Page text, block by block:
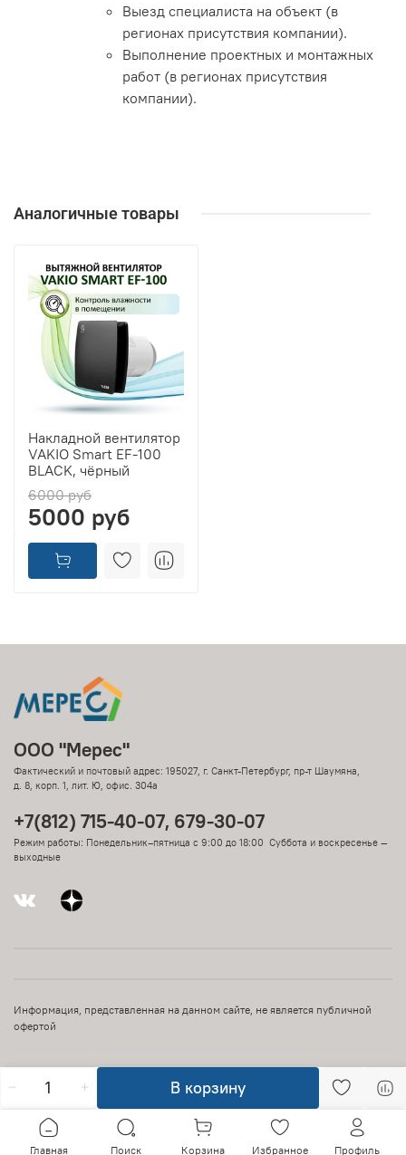
В корзину
Выезд специалиста на объект (в
регионах присутствия компании).
Выполнение проектных и монтажных
работ (в регионах присутствия
компании).
Аналогичные товары
Накладной вентилятор
VAKIO Smart EF-100
BLACK, чёрный
6000 руб
5000 руб
ООО "Мерес"
Фактический и почтовый адрес: 195027, г. Санкт-Петербург, пр-т Шаумяна,
д. 8, корп. 1, лит. Ю, офис. 304а
+7(812) 715-40-07, 679-30-07
Режим работы: Понедельник–пятница с 9:00 до 18:00 Суббота и воскресенье —
выходные
Информация, представленная на данном сайте, не является публичной
офертой
Главная Поиск Корзина Избранное Профиль